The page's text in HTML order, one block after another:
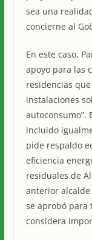
sea una
concierne al
En este caso,
apoyo para las
residencias
instalaciones
autoconsumo”.
incluido
pide respaldo
eficiencia
residuales de
anterior
se aprobó para
considera